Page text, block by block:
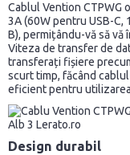
Cablul Vention CTPWG
3A (60W pentru USB-
B), permițându-vă să vă
Viteza de transfer de
transferați fișiere
scurt timp, făcând
eficient pentru
Design durabil